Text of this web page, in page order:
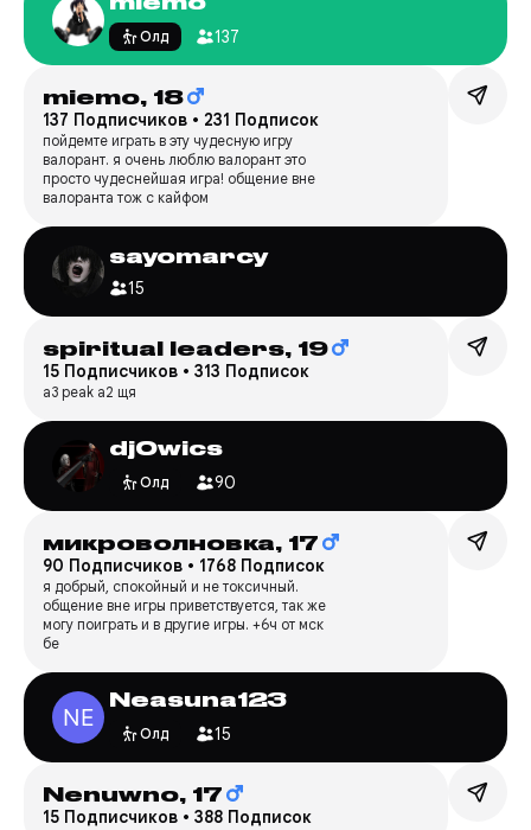
Олд 137
miemo, 18
137 Подписчиков • 231 Подписок
пойдемте играть в эту чудесную игру
валорант. я очень люблю валорант это
просто чудеснейшая игра! общение вне
валоранта тож с кайфом
sayomarcy
15
spiritual leaders, 19
15 Подписчиков • 313 Подписок
a3 peak a2 щя
dj0wics
Олд 90
микроволновка, 17
90 Подписчиков • 1768 Подписок
я добрый, спокойный и не токсичный.
общение вне игры приветствуется, так же
могу поиграть и в другие игры. +6ч от мск
бе
Neasuna123
Олд 15
Nenuwno, 17
15 Подписчиков • 388 Подписок